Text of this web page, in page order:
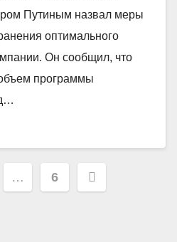
Путиным назвал меры
оптимального
Он сообщил, что
программы
… 6